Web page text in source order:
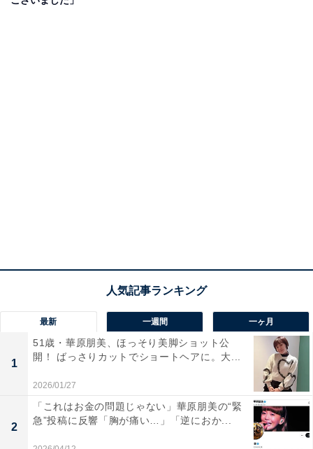
最新 一週間 一ヶ月
1
51歳・華原朋美、ほっそり美脚ショット公
開！ ばっさりカットでショートヘアに。大...
2026/01/27
2
「これはお金の問題じゃない」華原朋美の“緊
急”投稿に反響「胸が痛い…」「逆におか...